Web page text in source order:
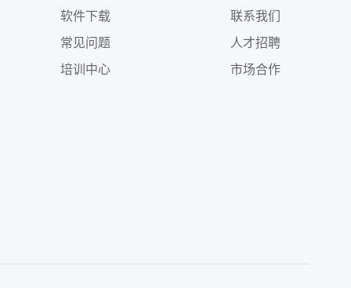
软件下载
常见问题
培训中心
联系我们
人才招聘
市场合作